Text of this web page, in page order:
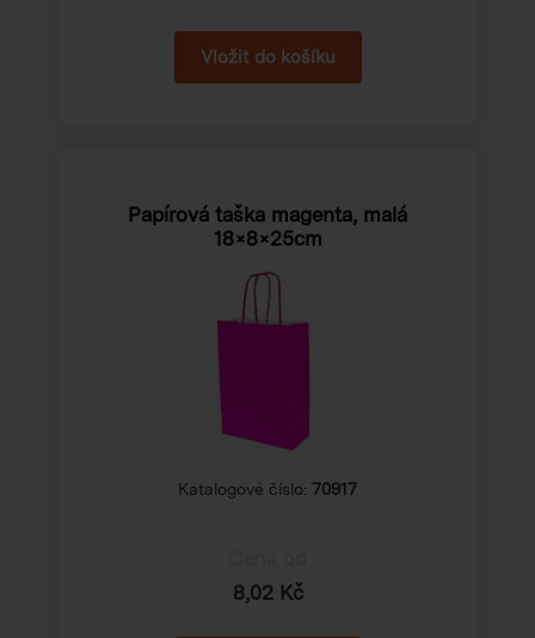
Papírová taška magenta, malá
18×8×25cm
Katalogové číslo: 70917
8,02 Kč